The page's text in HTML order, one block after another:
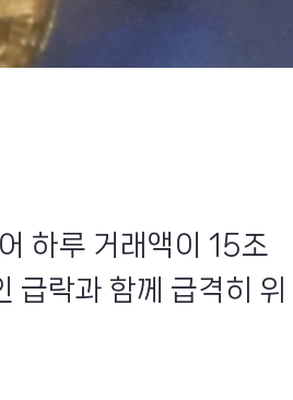
하루 거래액이 15조
급락과 함께 급격히 위